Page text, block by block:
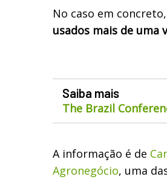
No caso em concreto,
usados mais de uma
Saiba mais
The Brazil
A informação é de
Agronegócio, uma